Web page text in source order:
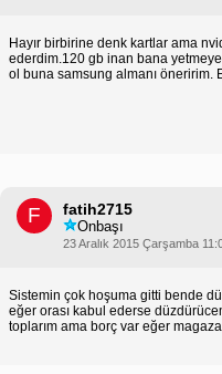
Hayır birbirine denk kartlar ama
ederdim.120 gb inan bana
ol buna samsung almanı öneririm.
F fatih2715
Onbaşı
23 Aralık 2015 Çarşamba
Sistemin çok hoşuma gitti bende
eğer orası kabul ederse
toplarım ama borç var eğer